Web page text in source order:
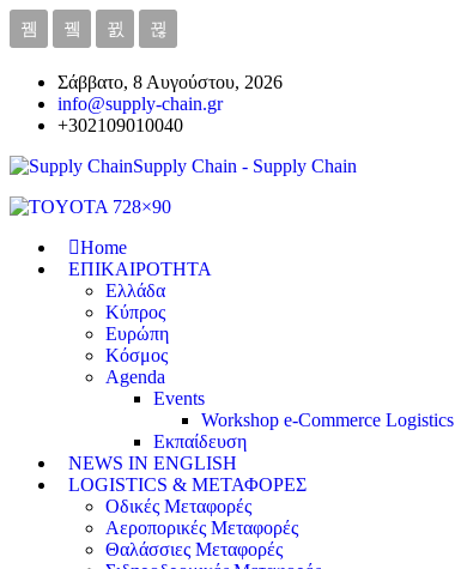
Σάββατο, 8 Αυγούστου, 2026
info@supply-chain.gr
+302109010040
Supply Chain - Supply Chain
Home
ΕΠΙΚΑΙΡΟΤΗΤΑ
Ελλάδα
Κύπρος
Ευρώπη
Κόσμος
Agenda
Events
Workshop e-Commerce Logistics
Εκπαίδευση
NEWS IN ENGLISH
LOGISTICS & ΜΕΤΑΦΟΡΕΣ
Οδικές Μεταφορές
Αεροπορικές Μεταφορές
Θαλάσσιες Μεταφορές